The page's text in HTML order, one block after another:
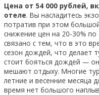
Цена от 54 000 рублей,
отеле. Вы насладитесь
потратив при этом
снижение цен на 20-30%
связано с тем, что в это
сезон дождей, что делает
стоит бояться дождей —
мешают отдыху. Многие
летние и весенние месяца
время нет большого